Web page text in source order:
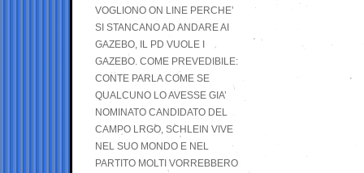
VOGLIONO ON LINE PERCHE’
SI STANCANO AD ANDARE AI
GAZEBO, IL PD VUOLE I
GAZEBO. COME PREVEDIBILE:
CONTE PARLA COME SE
QUALCUNO LO AVESSE GIA’
NOMINATO CANDIDATO DEL
CAMPO LRGO, SCHLEIN VIVE
NEL SUO MONDO E NEL
PARTITO MOLTI VORREBBERO